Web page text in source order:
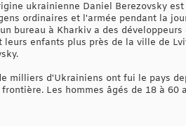
ukrainienne Daniel Berezovsky
ordinaires et l'armée pendant la
bureau à Kharkiv a des
leurs enfants plus près de la ville de
milliers d'Ukrainiens ont fui le pays
Les hommes âgés de 18 à